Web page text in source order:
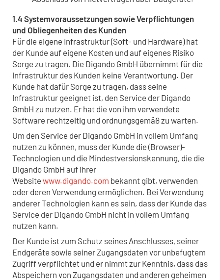
1.4 Systemvoraussetzungen sowie Verpflichtungen
und Obliegenheiten des Kunden
Für die eigene Infrastruktur (Soft- und Hardware) hat
der Kunde auf eigene Kosten und auf eigenes Risiko
Sorge zu tragen. Die Digando GmbH übernimmt für die
Infrastruktur des Kunden keine Verantwortung. Der
Kunde hat dafür Sorge zu tragen, dass seine
Infrastruktur geeignet ist, den Service der Digando
GmbH zu nutzen. Er hat die von ihm verwendete
Software rechtzeitig und ordnungsgemäß zu warten.
Um den Service der Digando GmbH in vollem Umfang
nutzen zu können, muss der Kunde die (Browser)-
Technologien und die Mindestversionskennung, die die
Digando GmbH auf ihrer
Website www.digando.com bekannt gibt, verwenden
oder deren Verwendung ermöglichen. Bei Verwendung
anderer Technologien kann es sein, dass der Kunde das
Service der Digando GmbH nicht in vollem Umfang
nutzen kann.
Der Kunde ist zum Schutz seines Anschlusses, seiner
Endgeräte sowie seiner Zugangsdaten vor unbefugtem
Zugriff verpflichtet und er nimmt zur Kenntnis, dass das
Abspeichern von Zugangsdaten und anderen geheimen